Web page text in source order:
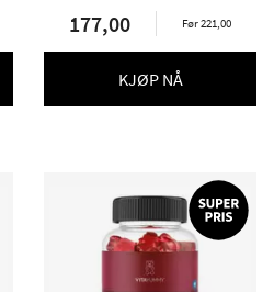
177,00 Før 221,00
KJØP NÅ